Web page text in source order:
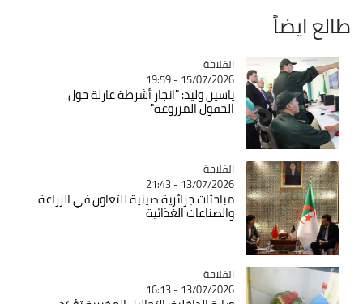
طالع ايضاً
Catégorie
الفلاحة
15/07/2026 - 19:59
ياسين وليد: "انجاز أشرطة عازلة حول
الحقول المزروعة"
Catégorie
الفلاحة
13/07/2026 - 21:43
مباحثات جزائرية صينية للتعاون في الزراعة
والصناعات الغذائية
Catégorie
الفلاحة
13/07/2026 - 16:13